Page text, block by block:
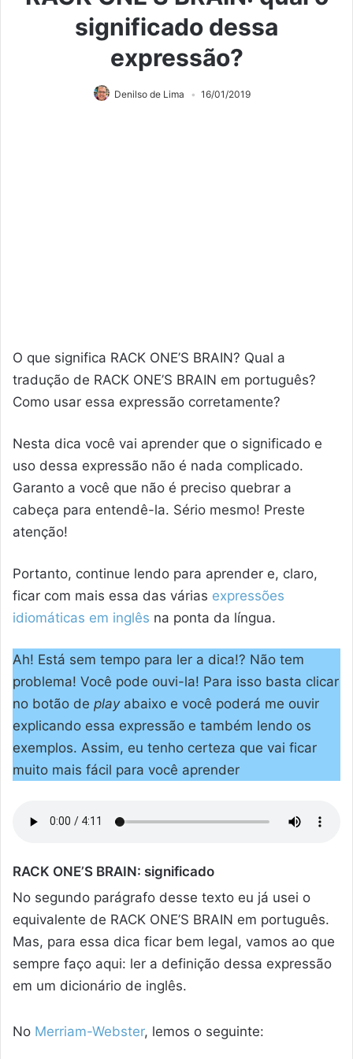
significado dessa
expressão?
Denilso de Lima 16/01/2019
O que significa RACK ONE’S BRAIN? Qual a
tradução de RACK ONE’S BRAIN em português?
Como usar essa expressão corretamente?
Nesta dica você vai aprender que o significado e
uso dessa expressão não é nada complicado.
Garanto a você que não é preciso quebrar a
cabeça para entendê-la. Sério mesmo! Preste
atenção!
Portanto, continue lendo para aprender e, claro,
ficar com mais essa das várias expressões
idiomáticas em inglês na ponta da língua.
Ah! Está sem tempo para ler a dica!? Não tem
problema! Você pode ouvi-la! Para isso basta clicar
no botão de playabaixo e você poderá me ouvir
explicando essa expressão e também lendo os
exemplos. Assim, eu tenho certeza que vai ficar
muito mais fácil para você aprender
RACK ONE’S BRAIN: significado
No segundo parágrafo desse texto eu já usei o
equivalente de RACK ONE’S BRAIN em português.
Mas, para essa dica ficar bem legal, vamos ao que
sempre faço aqui: ler a definição dessa expressão
em um dicionário de inglês.
No Merriam-Webster, lemos o seguinte: